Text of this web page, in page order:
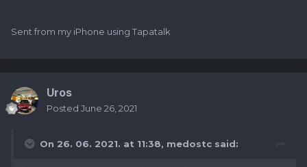
Sent from my iPhone using Tapatalk
Uros
Posted June 26, 2021
On 26. 06. 2021. at 11:38, medostc said: